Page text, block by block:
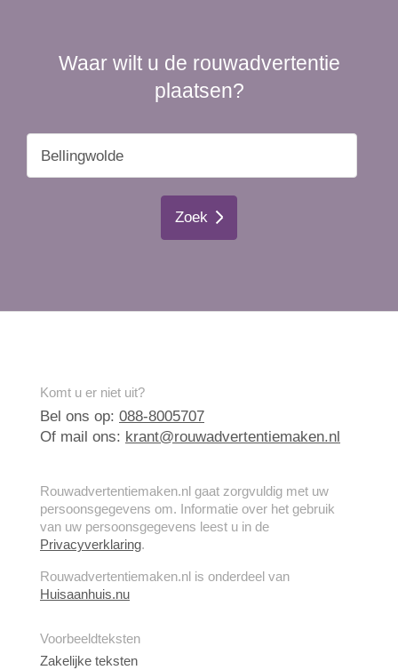
Waar wilt u de rouwadvertentie
plaatsen?
Zoek
Komt u er niet uit?
Bel ons op: 088-8005707
Of mail ons: krant@rouwadvertentiemaken.nl
Rouwadvertentiemaken.nl gaat zorgvuldig met uw
persoonsgegevens om. Informatie over het gebruik
van uw persoonsgegevens leest u in de
Privacyverklaring.
Rouwadvertentiemaken.nl is onderdeel van
Huisaanhuis.nu
Voorbeeldteksten
Zakelijke teksten